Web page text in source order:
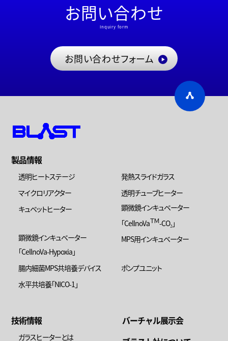
お問い合わせ
Inquiry form
お問い合わせフォーム
製品情報
透明ヒートステージ
発熱スライドガラス
マイクロリアクター
透明チューブヒーター
キュベットヒーター
顕微鏡インキュベーター
「CellnoVaＴＭ-CO₂」
顕微鏡インキュベーター
「CellnoVa-Hypoxia」
MPS用インキュベーター
腸内細菌MPS共培養デバイス
ポンプユニット
水平共培養「NICO-1」
技術情報
ガラスヒーターとは
バーチャル展示会